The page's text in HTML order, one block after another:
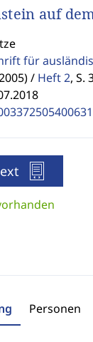
auf
für
/ Heft 2, S.
Personen